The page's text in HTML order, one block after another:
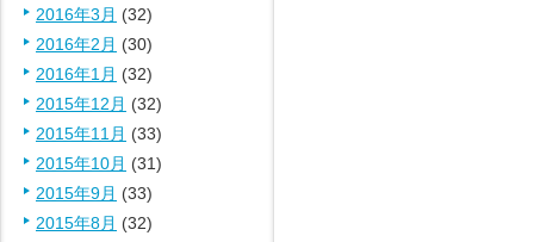
2016年3月 (32)
2016年2月 (30)
2016年1月 (32)
2015年12月 (32)
2015年11月 (33)
2015年10月 (31)
2015年9月 (33)
2015年8月 (32)